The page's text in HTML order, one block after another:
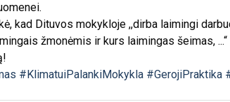
kad Dituvos mokykloje ,,dirba laimingi
žmonėmis ir kurs laimingas šeimas, ...“
#KlimatuiPalankiMokykla #GerojiPraktika